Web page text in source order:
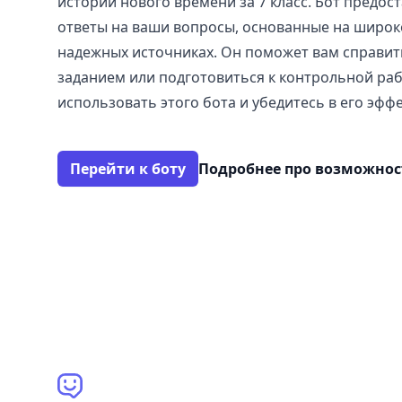
ответы на ваши вопросы, основанные на
надежных источниках. Он поможет вам
заданием или подготовиться к контрольной
использовать этого бота и убедитесь в его
Перейти к боту Подробнее про